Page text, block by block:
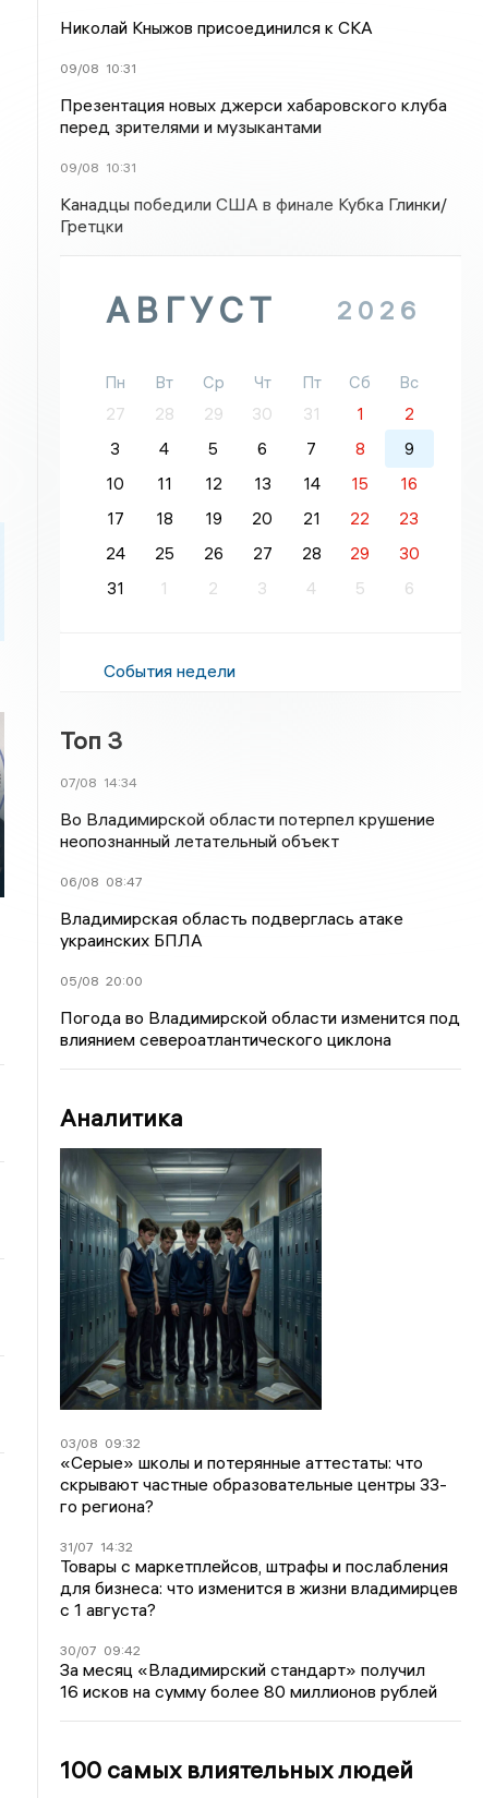
Николай Кныжов присоединился к СКА
09/08 10:31
Презентация новых джерси хабаровского клуба
перед зрителями и музыкантами
09/08 10:31
Канадцы победили США в финале Кубка Глинки/
Гретцки
АВГУСТ 2026
Пн Вт Ср Чт Пт Сб
Вс
27
28 29 30 31 1
2
3
4 5 6 7 8
9
10
11 12 13 14 15
16
17
18 19 20 21 22
23
24
25 26 27 28 29
30
31
1 2 3 4 5 6
События недели
Топ 3
07/08 14:34
Во Владимирской области потерпел крушение
неопознанный летательный объект
06/08 08:47
Владимирская область подверглась атаке
украинских БПЛА
05/08 20:00
Погода во Владимирской области изменится под
влиянием североатлантического циклона
Аналитика
03/08 09:32
«Серые» школы и потерянные аттестаты: что
скрывают частные образовательные центры 33-
го региона?
31/07 14:32
Товары с маркетплейсов, штрафы и послабления
для бизнеса: что изменится в жизни владимирцев
с 1 августа?
30/07 09:42
За месяц «Владимирский стандарт» получил
16 исков на сумму более 80 миллионов рублей
100 самых влиятельных людей